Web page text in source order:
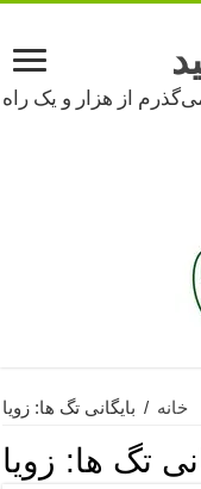
از هزار و یک راه
خانه / بایگانی تگ ها: زویا
تگ ها: زویا